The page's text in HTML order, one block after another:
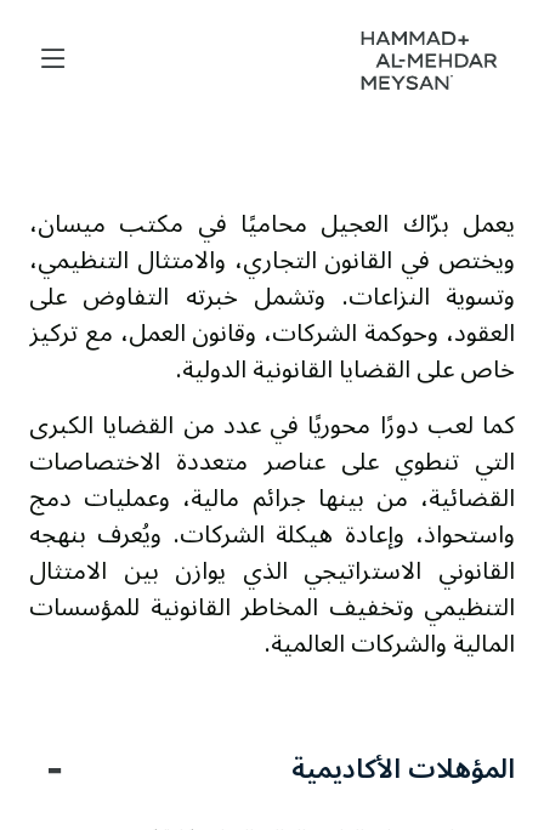
يعمل برّاك العجيل محاميًا في مكتب ميسان،
ويختص في القانون التجاري، والامتثال التنظيمي،
وتسوية النزاعات. وتشمل خبرته التفاوض على
العقود، وحوكمة الشركات، وقانون العمل، مع تركيز
خاص على القضايا القانونية الدولية.
كما لعب دورًا محوريًا في عدد من القضايا الكبرى
التي تنطوي على عناصر متعددة الاختصاصات
القضائية، من بينها جرائم مالية، وعمليات دمج
واستحواذ، وإعادة هيكلة الشركات. ويُعرف بنهجه
القانوني الاستراتيجي الذي يوازن بين الامتثال
التنظيمي وتخفيف المخاطر القانونية للمؤسسات
المالية والشركات العالمية.
المؤهلات الأكاديمية −